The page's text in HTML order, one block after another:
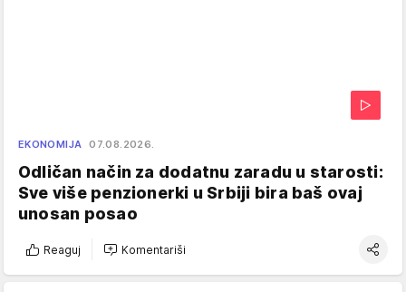
EKONOMIJA 07.08.2026.
Odličan način za dodatnu zaradu u starosti:
Sve više penzionerki u Srbiji bira baš ovaj
unosan posao
Reaguj Komentariši